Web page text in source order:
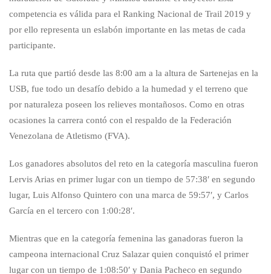
competencia es válida para el Ranking Nacional de Trail 2019 y
por ello representa un eslabón importante en las metas de cada
participante.
La ruta que partió desde las 8:00 am a la altura de Sartenejas en la
USB, fue todo un desafío debido a la humedad y el terreno que
por naturaleza poseen los relieves montañosos. Como en otras
ocasiones la carrera contó con el respaldo de la Federación
Venezolana de Atletismo (FVA).
Los ganadores absolutos del reto en la categoría masculina fueron
Lervis Arias en primer lugar con un tiempo de 57:38′ en segundo
lugar, Luis Alfonso Quintero con una marca de 59:57′, y Carlos
García en el tercero con 1:00:28′.
Mientras que en la categoría femenina las ganadoras fueron la
campeona internacional Cruz Salazar quien conquistó el primer
lugar con un tiempo de 1:08:50′ y Dania Pacheco en segundo